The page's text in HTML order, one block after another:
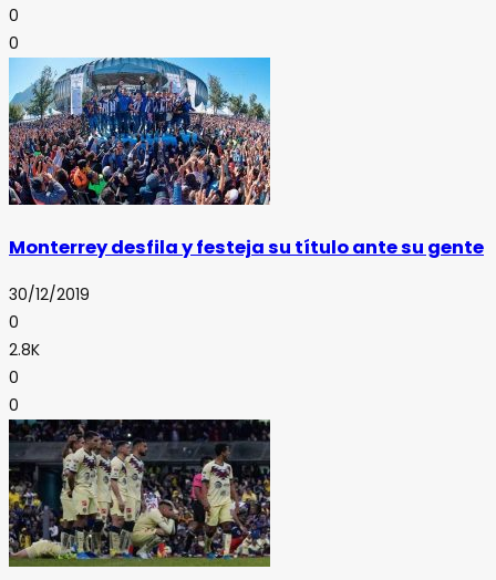
0
0
Monterrey desfila y festeja su título ante su gente
30/12/2019
0
2.8K
0
0